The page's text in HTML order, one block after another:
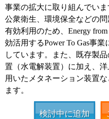
事業の拡大に取り組んでい
公衆衛生、環境保全などの
有効利用のため、Energy
効活用するPower To Gas事
しています。また、既存製
置（水電解装置）に加え、
用いたメタネーション装置
ます。
検討中に追加